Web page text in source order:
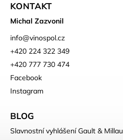
KONTAKT
Michal Zazvonil
info@vinospol.cz
+420 224 322 349
+420 777 730 474
Facebook
Instagram
BLOG
Slavnostní vyhlášení Gault & Millau